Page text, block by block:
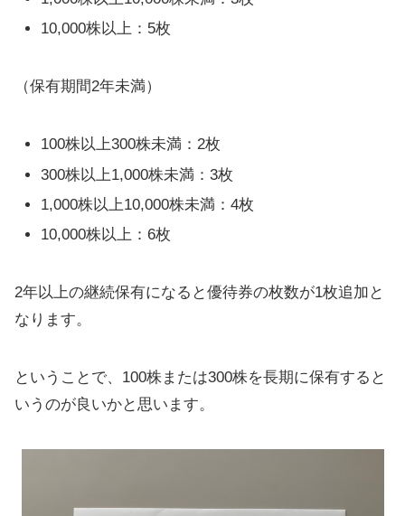
10,000株以上：5枚
（保有期間2年未満）
100株以上300株未満：2枚
300株以上1,000株未満：3枚
1,000株以上10,000株未満：4枚
10,000株以上：6枚
2年以上の継続保有になると優待券の枚数が1枚追加と
なります。
ということで、100株または300株を長期に保有すると
いうのが良いかと思います。